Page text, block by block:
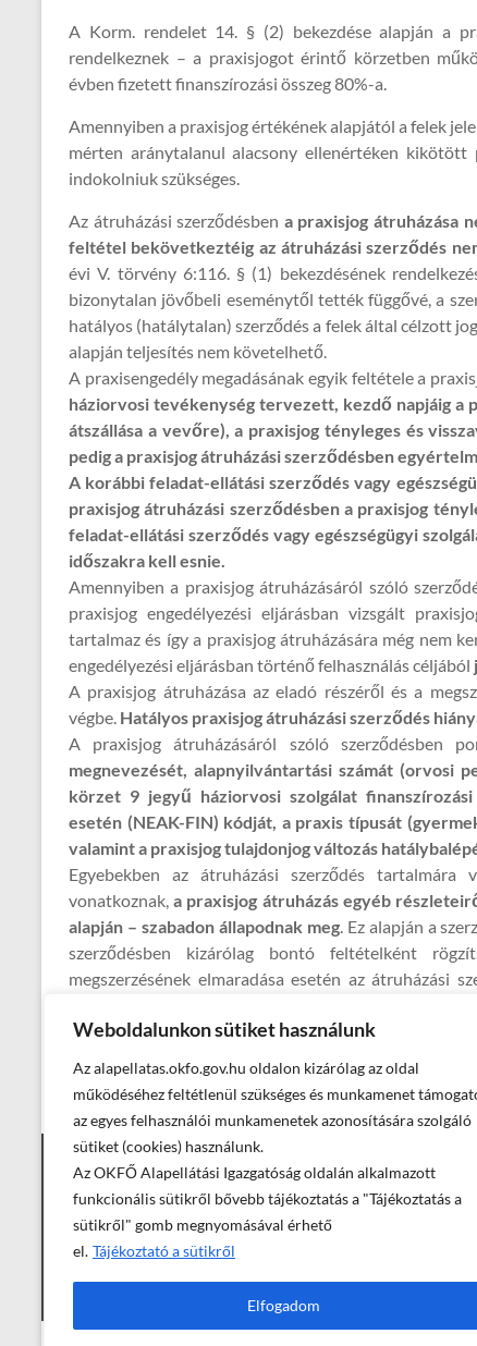
Weboldalunkon sütiket használunk
Az alapellatas.okfo.gov.hu oldalon kizárólag az oldal
működéséhez feltétlenül szükséges és munkamenet
az egyes felhasználói munkamenetek azonosítására szolgáló
sütiket (cookies) használunk.
Az OKFŐ Alapellátási Igazgatóság oldalán alkalmazott
funkcionális sütikről bővebb tájékoztatás a "Tájékoztatás a
sütikről" gomb megnyomásával érhető
el. Tájékoztató a sütikről
Elfogadom
A Korm. rendelet 14. § (2) bekezdése alapján a
rendelkeznek – a praxisjogot érintő körzetben
évben fizetett finanszírozási összeg 80%-a.
Amennyiben a praxisjog értékének alapjától a felek
mérten aránytalanul alacsony ellenértéken
indokolniuk szükséges.
Az átruházási szerződésben a praxisjog átruházása
feltétel bekövetkeztéig az átruházási szerződés
évi V. törvény 6:116. § (1) bekezdésének
bizonytalan jövőbeli eseménytől tették függővé, a
hatályos (hatálytalan) szerződés a felek által célzott
alapján teljesítés nem követelhető.
A praxisengedély megadásának egyik feltétele a
háziorvosi tevékenység tervezett, kezdő napjáig a
átszállása a vevőre), a praxisjog tényleges és
pedig a praxisjog átruházási szerződésben
A korábbi feladat-ellátási szerződés vagy
praxisjog átruházási szerződésben a praxisjog
feladat-ellátási szerződés vagy egészségügyi
időszakra kell esnie.
Amennyiben a praxisjog átruházásáról szóló
praxisjog engedélyezési eljárásban vizsgált
tartalmaz és így a praxisjog átruházására még nem
engedélyezési eljárásban történő felhasználás céljából
A praxisjog átruházása az eladó részéről és a
végbe. Hatályos praxisjog átruházási szerződés
A praxisjog átruházásáról szóló szerződésben
megnevezését, alapnyilvántartási számát (orvosi
körzet 9 jegyű háziorvosi szolgálat
esetén (NEAK-FIN) kódját, a praxis típusát
valamint a praxisjog tulajdonjog változás
Egyebekben az átruházási szerződés
vonatkoznak,a praxisjog átruházás egyéb
alapján – szabadon állapodnak meg. Ez alapján a
szerződésben kizárólag bontó feltételként
megszerzésének elmaradása esetén az átruházási
esetben a szerződéskötés előtti, eredeti állapotot
←Kollegiális Szakmai Vezetői Értekezlet 2025.
Elérhetőségek